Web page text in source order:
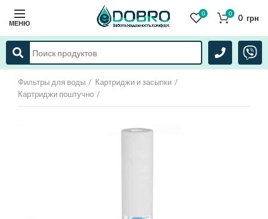
МЕНЮ
0 0 0 грн
Фильтры для воды
Картриджи и засыпки
Картриджи поштучно